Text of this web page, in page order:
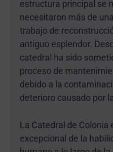
estructura principal se
necesitaron más de
trabajo de
antiguo esplendor.
catedral ha sido
proceso de
debido a la
deterioro causado por
La Catedral de Colonia
excepcional de la